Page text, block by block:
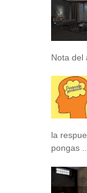
Nota del
la
pongas